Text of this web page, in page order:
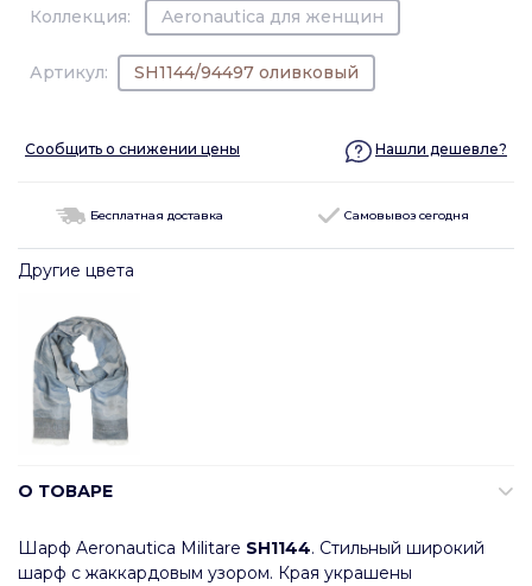
Коллекция: Aeronautica для женщин
Артикул: SH1144/94497 оливковый
Сообщить о снижении цены Нашли дешевле?
Бесплатная доставка Самовывоз сегодня
Другие цвета
О ТОВАРЕ
Шарф Aeronautica Militare SH1144. Стильный широкий
шарф с жаккардовым узором. Края украшены